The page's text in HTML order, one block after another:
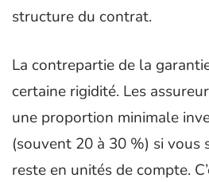
structure du contrat.
La contrepartie de la
certaine rigidité. Les
une proportion minimale
(souvent 20 à 30 %) si vous
reste en unités de compte.